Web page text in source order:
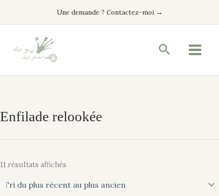
Une demande ? Contactez-moi →
Enfilade relookée
11 résultats affichés
du
plus
récent